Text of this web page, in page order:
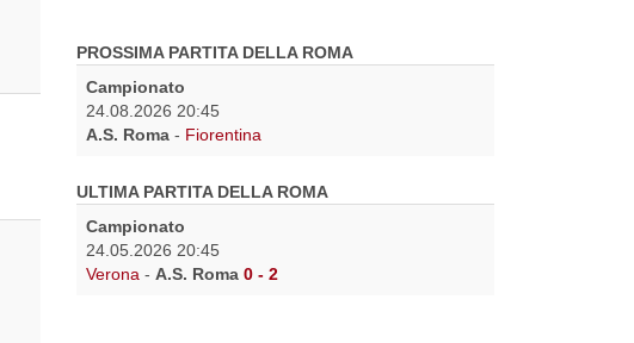
PROSSIMA PARTITA DELLA ROMA
Campionato
24.08.2026 20:45
A.S. Roma - Fiorentina
ULTIMA PARTITA DELLA ROMA
Campionato
24.05.2026 20:45
Verona - A.S. Roma 0 - 2